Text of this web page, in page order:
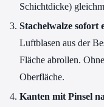
Schichtdicke)
Stachelwalze sofort
Luftblasen aus der
Fläche abrollen.
Oberfläche.
Kanten mit Pinsel